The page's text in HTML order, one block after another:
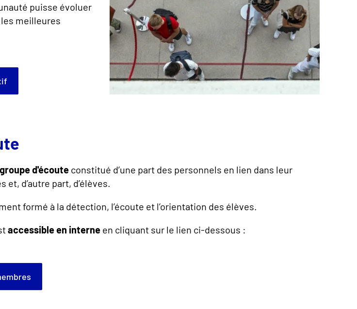
puisse évoluer
meilleures
groupe d'écoute constitué d’une part des personnels en lien dans leur
d’autre part, d’élèves.
formé à la détection, l’écoute et l’orientation des élèves.
accessible en interne en cliquant sur le lien ci-dessous :